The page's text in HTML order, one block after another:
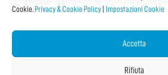
Cookie. Privacy & Cookie Policy Impostazioni Cookie
Accetta
Rifiuta
CONDIVIDI QUESTA
Facebook